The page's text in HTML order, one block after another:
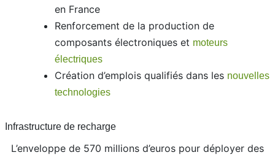
en France
Renforcement de la production de
composants électroniques et moteurs
électriques
Création d’emplois qualifiés dans les nouvelles
technologies
Infrastructure de recharge
L’enveloppe de 570 millions d’euros pour déployer des